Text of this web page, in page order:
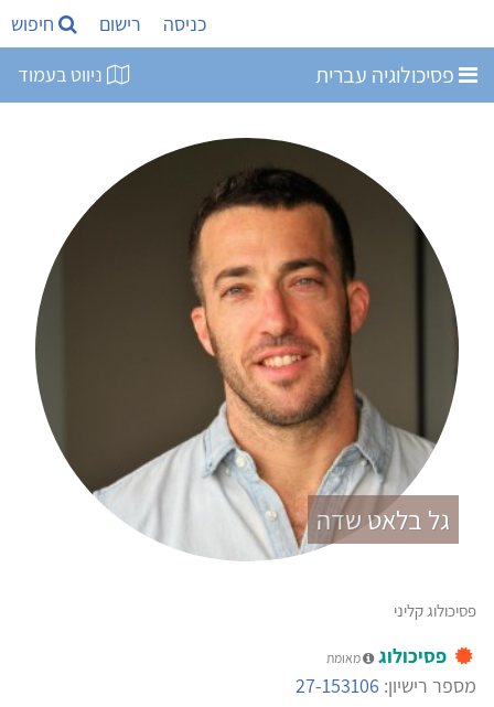
כניסה רישום חיפוש
פסיכולוגיה עברית ניווט בעמוד
גל בלאט שדה
פסיכולוג קליני
פסיכולוג מאומת
מספר רישיון: 27-153106